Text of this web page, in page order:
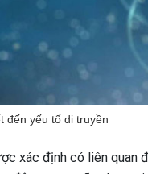
đến yếu tố di truyền
xác định có liên quan